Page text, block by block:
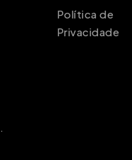
Política de
Privacidade